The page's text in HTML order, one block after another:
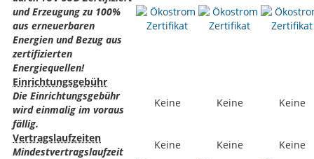
und Erzeugung zu 100%
aus erneuerbaren
Energien und Bezug aus
zertifizierten
Energiequellen!
Einrichtungsgebühr
Die Einrichtungsgebühr
wird einmalig im voraus
fällig.
Keine Keine Keine
Vertragslaufzeiten
Mindestvertragslaufzeit
Keine Keine Keine